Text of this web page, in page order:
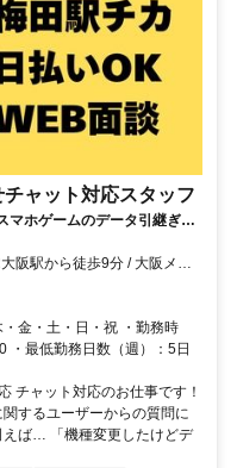
ャット対応スタッフ
ホゲームのデータ引継ぎ・
阪駅から徒歩9分 / 大阪メト
駅 徒歩7分
金・土・日・祝 ・勤務時
・最低勤務日数（週）：5日
チャット対応のお仕事です！
するユーザーからの質問に
えば… 「機種変更したけどデ